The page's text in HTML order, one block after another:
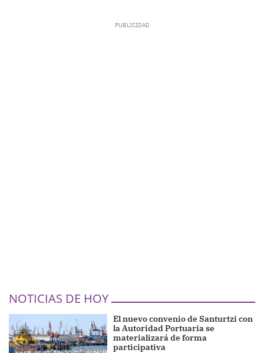
NOTICIAS DE HOY
El nuevo convenio de Santurtzi con
la Autoridad Portuaria se
materializará de forma
participativa